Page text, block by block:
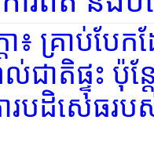
ា៖ គ្រាប់ប
តិផ្ទុះ ប៉ុន្ត
របដិសេធរប